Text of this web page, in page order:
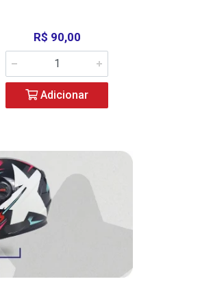
R$ 90,00
Adicionar